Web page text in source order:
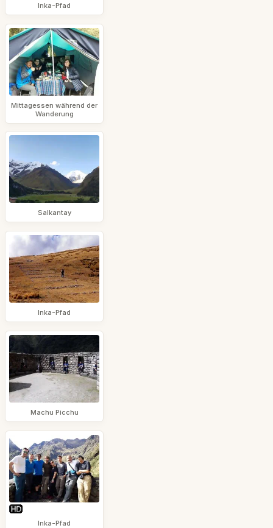
Inka-Pfad
Mittagessen während der
Wanderung
Salkantay
Inka-Pfad
Machu Picchu
Inka-Pfad